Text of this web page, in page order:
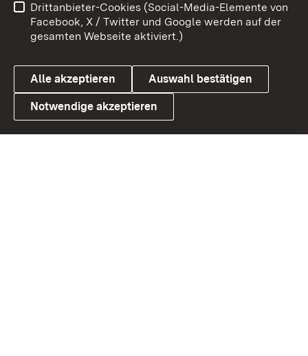
Link zum Landesportal
Barrierefreiheit
Datenschutz
Cookies
Drittanbieter-Cookies (Social-Media-Elemente von
Facebook, X / Twitter und Google werden auf der
gesamten Webseite aktiviert.)
Alle akzeptieren Auswahl bestätigen
Notwendige akzeptieren